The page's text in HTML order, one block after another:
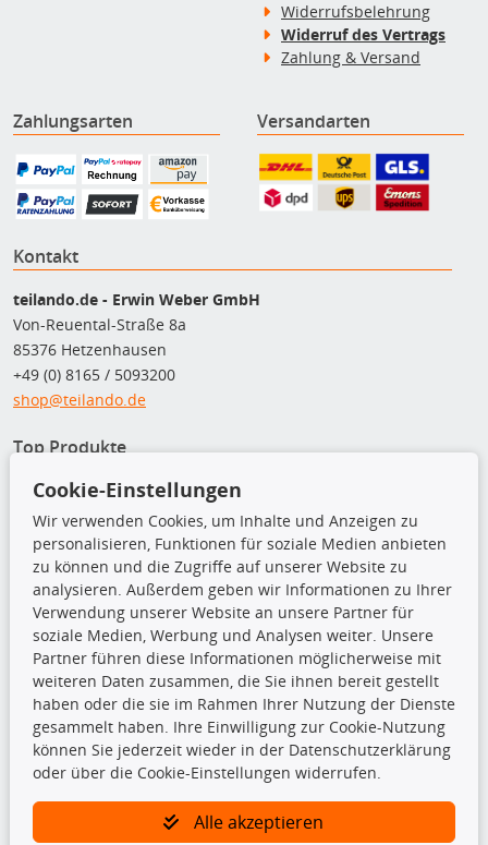
Widerrufsbelehrung
Widerruf des Vertrags
Zahlung & Versand
Zahlungsarten Versandarten
Kontakt
teilando.de - Erwin Weber GmbH
Von-Reuental-Straße 8a
85376 Hetzenhausen
+49 (0) 8165 / 5093200
shop@teilando.de
Top Produkte
Beleuchtung
Bremsbeläge
Bremsscheiben
Kupplungssatz
Querlenker
Radlager
Stoßdämpfer
TecDoc Inside
Die hier angezeigten Daten insbesondere die gesamte Datenbank dürfen
Cookie-Einstellungen
Wir verwenden Cookies, um Inhalte und Anzeigen zu
personalisieren, Funktionen für soziale Medien anbieten
zu können und die Zugriffe auf unserer Website zu
analysieren. Außerdem geben wir Informationen zu Ihrer
Verwendung unserer Website an unsere Partner für
soziale Medien, Werbung und Analysen weiter. Unsere
Partner führen diese Informationen möglicherweise mit
weiteren Daten zusammen, die Sie ihnen bereit gestellt
haben oder die sie im Rahmen Ihrer Nutzung der Dienste
gesammelt haben. Ihre Einwilligung zur Cookie-Nutzung
können Sie jederzeit wieder in der Datenschutzerklärung
oder über die Cookie-Einstellungen widerrufen.
Alle akzeptieren